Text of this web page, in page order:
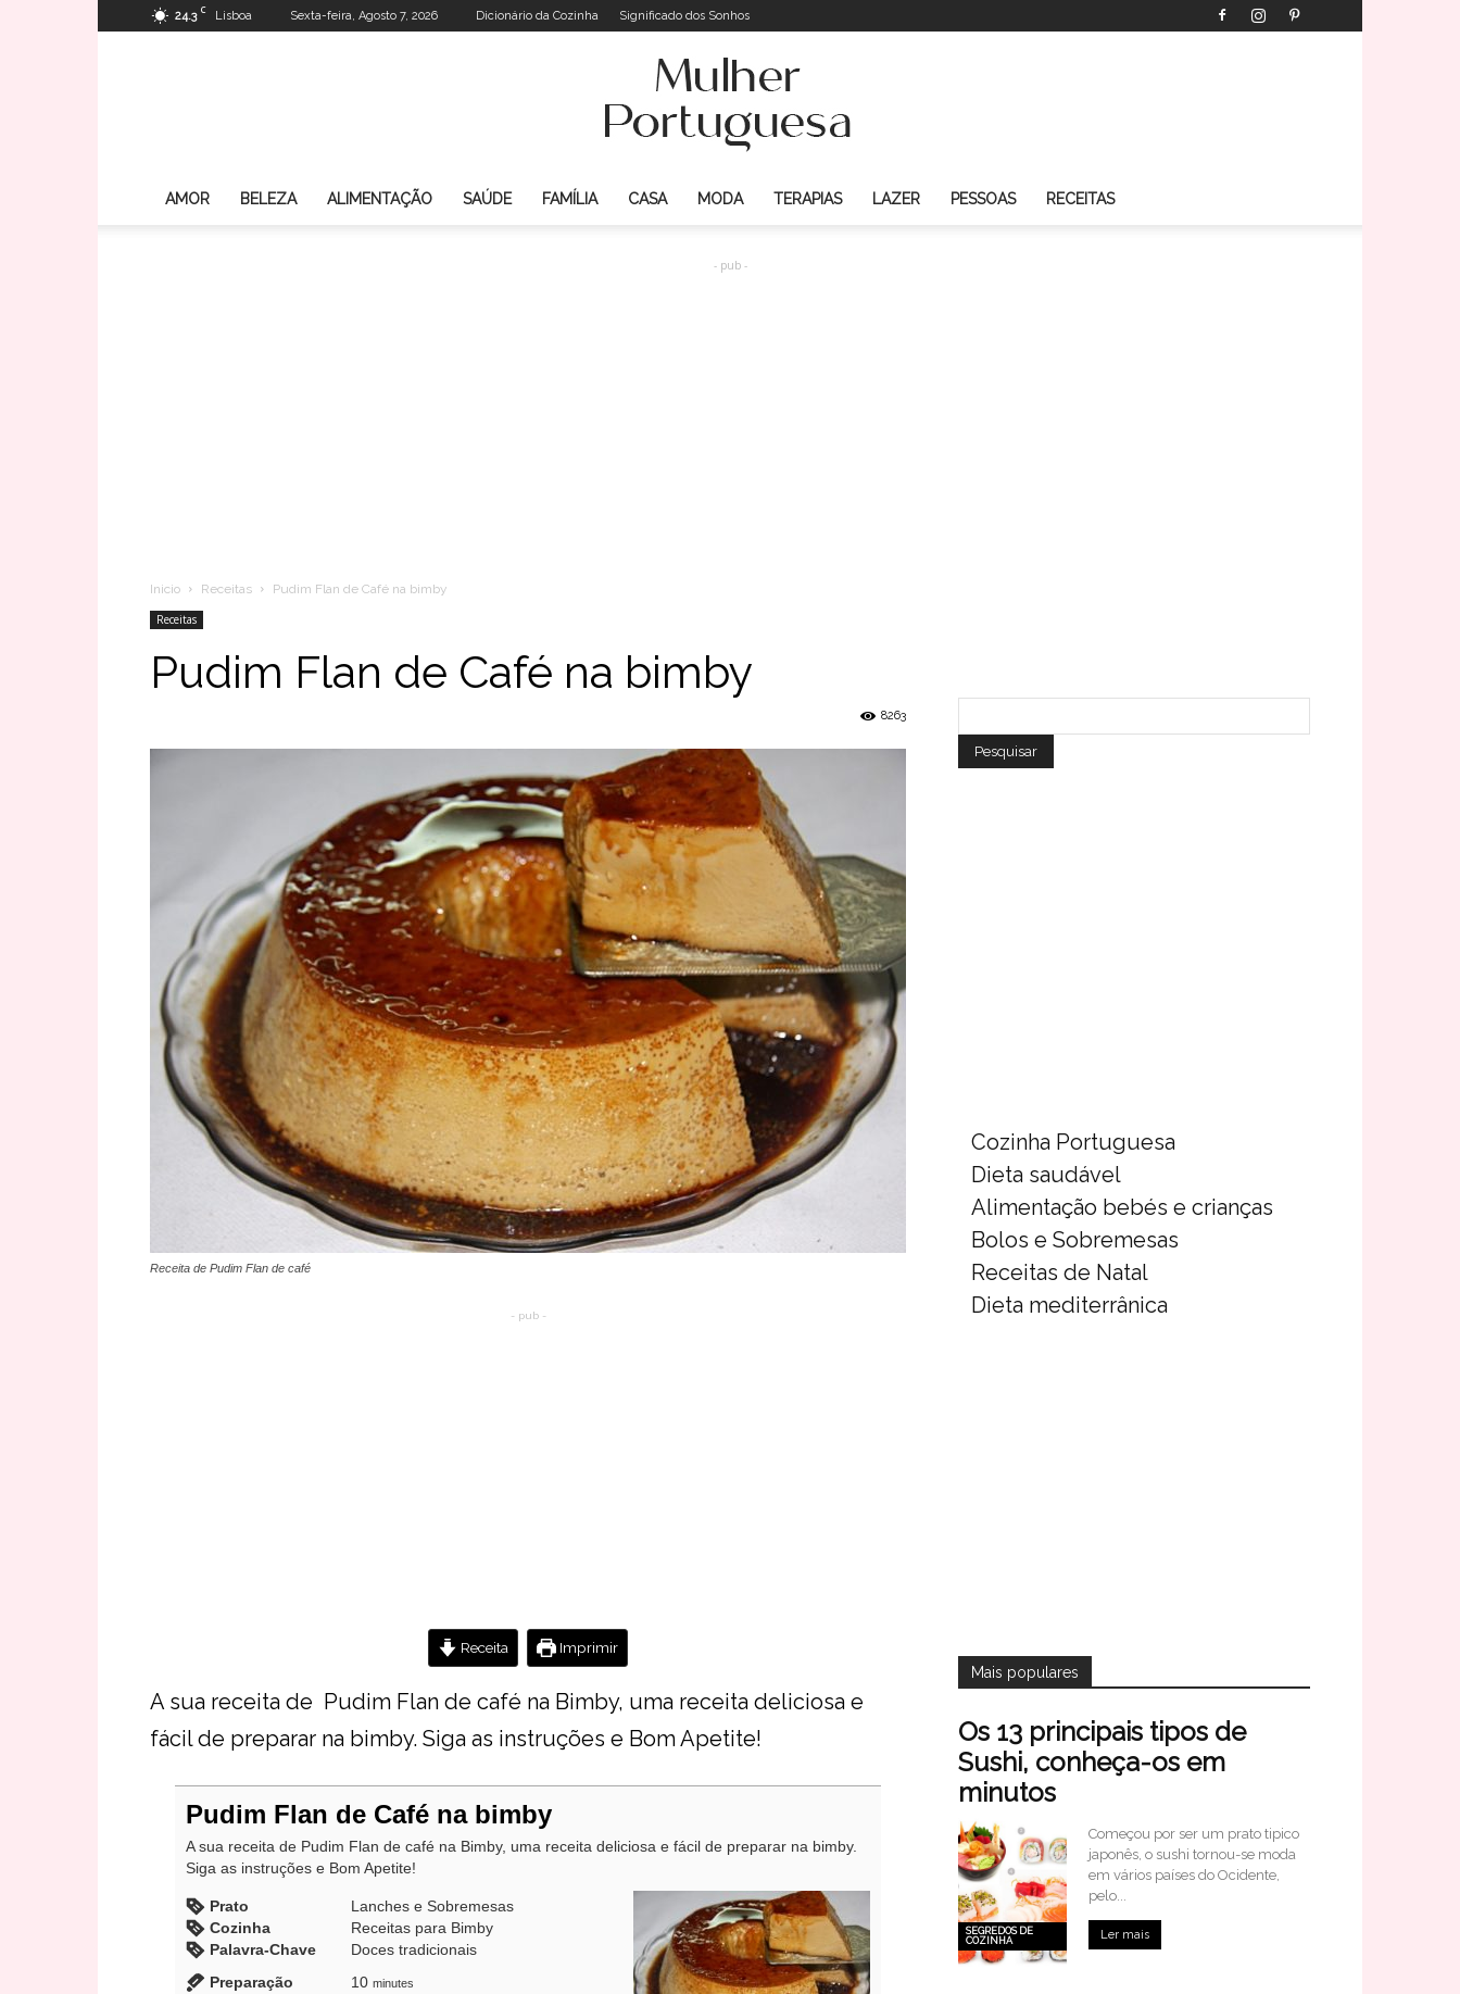
24.3 C Lisboa Sexta-feira, Agosto 7, 2026 Dicionário da Cozinha Significado dos Sonhos
AMOR BELEZA ALIMENTAÇÃO SAÚDE FAMÍLIA CASA MODA TERAPIAS LAZER PESSOAS RECEITAS
- pub -
Inicio Receitas
Pudim Flan de Café na bimby
Receitas
Pudim Flan de Café na bimby
8263
Receita de Pudim Flan de café
- pub -
Receita Imprimir
A sua receita de Pudim Flan de café na Bimby, uma receita deliciosa e
fácil de preparar na bimby. Siga as instruções e Bom Apetite!
Pudim Flan de Café na bimby
A sua receita de Pudim Flan de café na Bimby, uma receita deliciosa e fácil de preparar na bimby.
Siga as instruções e Bom Apetite!
Prato
Lanches e Sobremesas
Cozinha
Receitas para Bimby
Palavra-Chave
Doces tradicionais
Preparação
10minutes
minutes
Cozinha Portuguesa
Dieta saudável
Alimentação bebés e crianças
Bolos e Sobremesas
Receitas de Natal
Dieta mediterrânica
Mais populares
Os 13 principais tipos de
Sushi, conheça-os em
minutos
SEGREDOS DE
COZINHA
Começou por ser um prato tipico
japonês, o sushi tornou-se moda
em vários países do Ocidente,
pelo...
Ler mais